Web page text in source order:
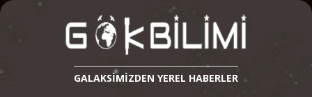
GALAKSIMIZDEN YEREL HABERLER